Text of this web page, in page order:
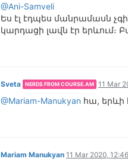
@Ani-Samveli
Ես էլ էդպես մանրամասն
կարդացի լավն էր երևում։
Sveta NERDS FROM COURSE.AM 11 Mar
@Mariam-Manukyan հա, երևի
Mariam Manukyan 11 Mar 2020, 12:46